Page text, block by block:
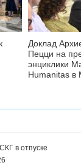
Доклад
Пецци на
энциклики
Нumanitas в
в отпуске